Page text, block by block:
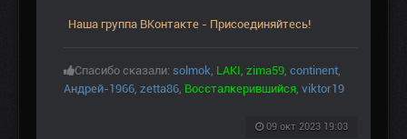
Наша группа ВКонтакте - Присоединяйтесь!
Спасибо сказали: solmok, LAKI, zima59, continent,
Андрей-1966, zetta86, Воссталкерившийся, viktor19
09 окт 2023 19:03